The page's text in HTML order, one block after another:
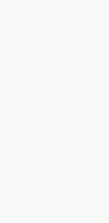
Terekam
Kasus
Butir